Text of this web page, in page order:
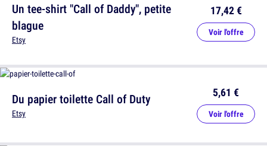
Du papier toilette Call of Duty
Etsy
5,61 €
Voir l'offre
Un tee-shirt "Call of Daddy", petite
blague
Etsy
17,42 €
Voir l'offre